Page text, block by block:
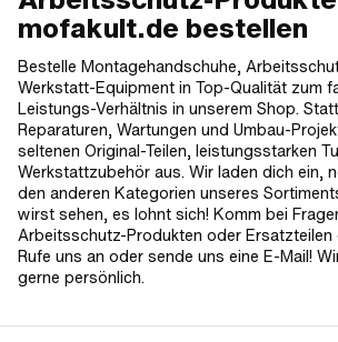
mofakult.de bestellen
Bestelle Montagehandschuhe,
Werkstatt-Equipment in Top-Qualität zum
Leistungs-Verhältnis in unserem Shop.
Reparaturen, Wartungen und Umbau-
seltenen Original-Teilen, leistungsstarken
Werkstattzubehör aus. Wir laden dich ein,
den anderen Kategorien unseres
wirst sehen, es lohnt sich! Komm bei
Arbeitsschutz-Produkten oder Ersatzteilen
Rufe uns an oder sende uns eine E-Mail!
gerne persönlich.